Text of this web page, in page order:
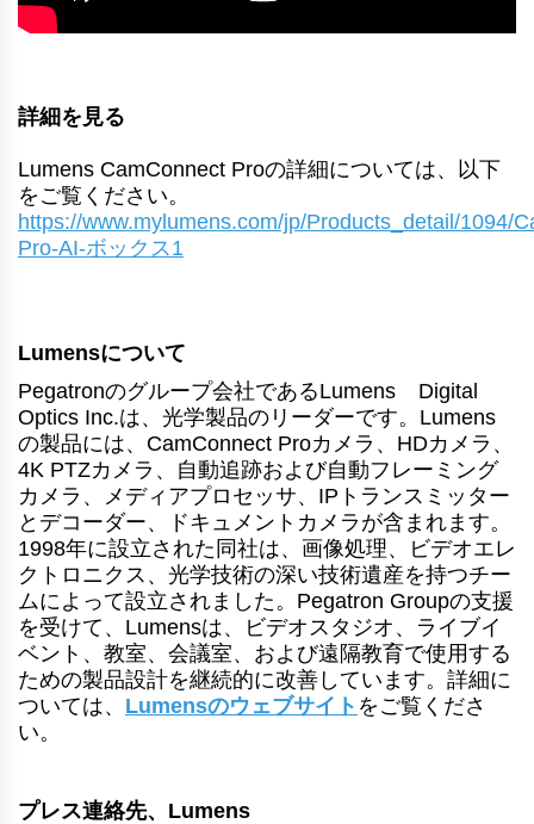
詳細を見る
Lumens CamConnect Proの詳細については、以下
をご覧ください。
https://www.mylumens.com/jp/Products_detail/1094/
Pro-AI-ボックス1
Lumensについて
Pegatronのグループ会社であるLumens
Digital
Optics Inc.は、光学製品のリーダーです。Lumens
の製品には、CamConnect Proカメラ、HDカメラ、
4K PTZカメラ、自動追跡および自動フレーミング
カメラ、メディアプロセッサ、IPトランスミッター
とデコーダー、ドキュメントカメラが含まれます。
1998年に設立された同社は、画像処理、ビデオエレ
クトロニクス、光学技術の深い技術遺産を持つチー
ムによって設立されました。Pegatron Groupの支援
を受けて、Lumensは、ビデオスタジオ、ライブイ
ベント、教室、会議室、および遠隔教育で使用する
ための製品設計を継続的に改善しています。詳細に
ついては、
Lumensのウェブサイト をご覧くださ
い。
プレス連絡先、Lumens